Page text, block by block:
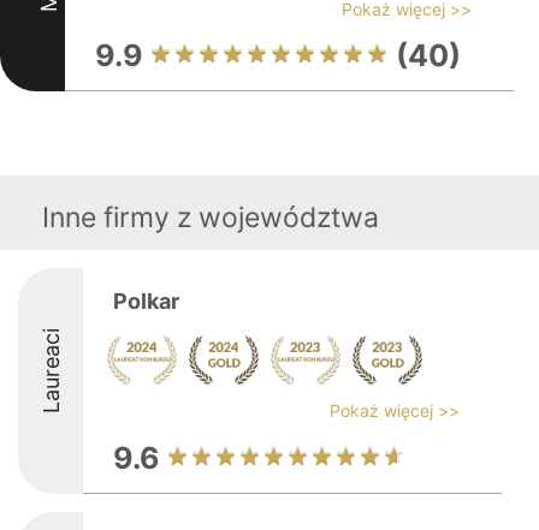
Pokaż więcej >>
9.9 (40)
Inne firmy z województwa
Laureaci
Polkar
Pokaż więcej >>
9.6